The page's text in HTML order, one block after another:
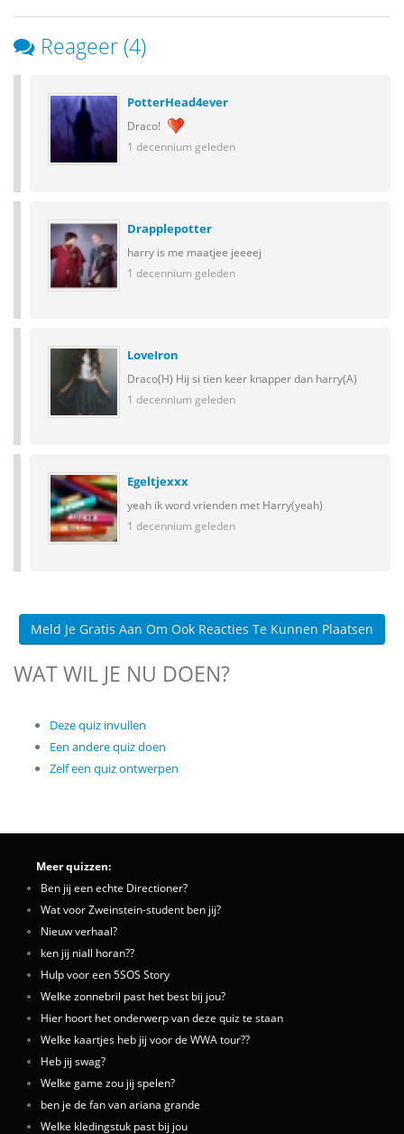
Reageer (4)
PotterHead4ever
Draco!
1 decennium geleden
Drapplepotter
harry is me maatjee jeeeej
1 decennium geleden
LoveIron
Draco(H) Hij si tien keer knapper dan harry(A)
1 decennium geleden
Egeltjexxx
yeah ik word vrienden met Harry(yeah)
1 decennium geleden
Meld Je Gratis Aan Om Ook Reacties Te Kunnen Plaatsen
WAT WIL JE NU DOEN?
Deze quiz invullen
Een andere quiz doen
Zelf een quiz ontwerpen
Meer quizzen:
Ben jij een echte Directioner?
Wat voor Zweinstein-student ben jij?
Nieuw verhaal?
ken jij niall horan??
Hulp voor een 5SOS Story
Welke zonnebril past het best bij jou?
Hier hoort het onderwerp van deze quiz te staan
Welke kaartjes heb jij voor de WWA tour??
Heb jij swag?
Welke game zou jij spelen?
ben je de fan van ariana grande
Welke kledingstuk past bij jou